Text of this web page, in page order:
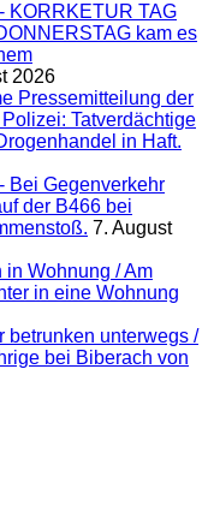
KORRKETUR TAG
kam es
2026
Pressemitteilung der
Tatverdächtige
in Haft.
Bei Gegenverkehr
der B466 bei
7. August
in Wohnung / Am
in eine Wohnung
betrunken unterwegs /
bei Biberach von